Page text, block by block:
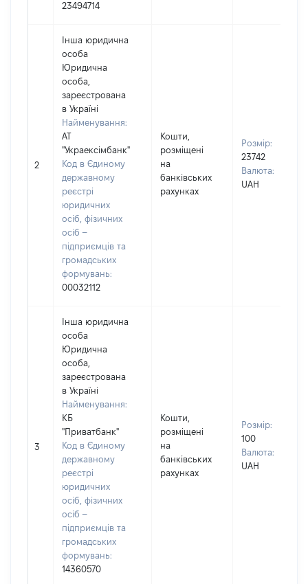
23494714
2
Інша юридична
особа
Юридична
особа,
зареєстрована
в Україні
Найменування:
АТ
"Украексімбанк"
Код в Єдиному
державному
реєстрі
юридичних
осіб, фізичних
осіб –
підприємців та
громадських
формувань:
00032112
Кошти,
розміщені
на
банківських
рахунках
Розмір:
23742
Валюта:
UAH
3
Інша юридична
особа
Юридична
особа,
зареєстрована
в Україні
Найменування:
КБ
"Приватбанк"
Код в Єдиному
державному
реєстрі
юридичних
осіб, фізичних
осіб –
підприємців та
громадських
формувань:
14360570
Кошти,
розміщені
на
банківських
рахунках
Розмір:
100
Валюта:
UAH